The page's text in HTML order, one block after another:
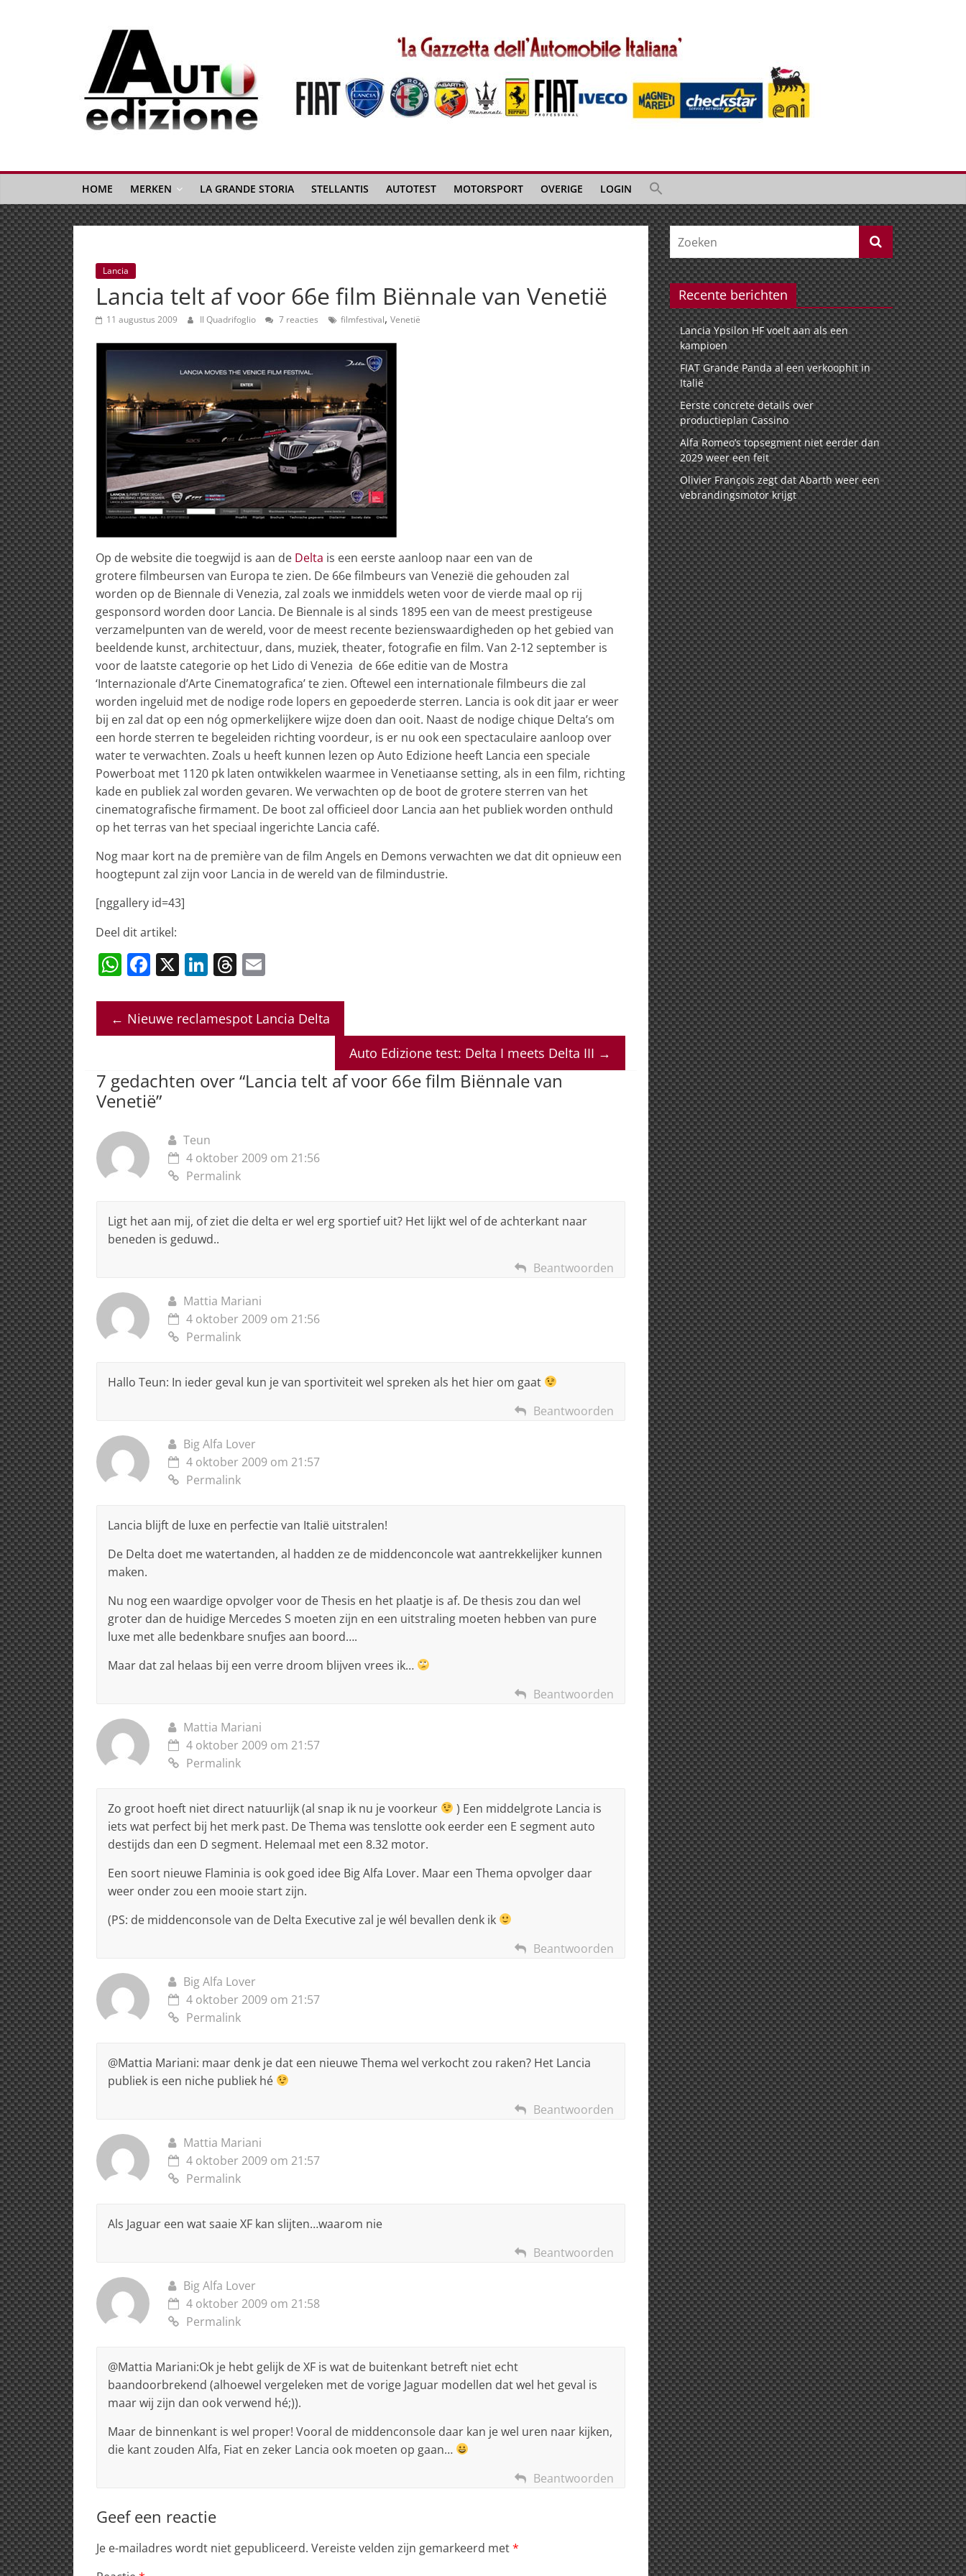
Auto
Edizione
La
Gazetta
dell'Automobile
Italiana
|
Italiaans
autonieuws
&
lifestyle
HOME MERKEN LA GRANDE STORIA STELLANTIS AUTOTEST MOTORSPORT OVERIGE LOGIN
Lancia
Lancia telt af voor 66e film Biënnale van Venetië
11 augustus 2009 Il Quadrifoglio 7 reacties filmfestival, Venetië
Op de website die toegwijd is aan de Delta is een eerste aanloop naar een van de
grotere filmbeursen van Europa te zien. De 66e filmbeurs van Venezië die gehouden zal
worden op de Biennale di Venezia, zal zoals we inmiddels weten voor de vierde maal op rij
gesponsord worden door Lancia. De Biennale is al sinds 1895 een van de meest prestigeuse
verzamelpunten van de wereld, voor de meest recente bezienswaardigheden op het gebied van
beeldende kunst, architectuur, dans, muziek, theater, fotografie en film. Van 2-12 september is
voor de laatste categorie op het Lido di Venezia de 66e editie van de Mostra
‘Internazionale d’Arte Cinematografica’ te zien. Oftewel een internationale filmbeurs die zal
worden ingeluid met de nodige rode lopers en gepoederde sterren. Lancia is ook dit jaar er weer
bij en zal dat op een nóg opmerkelijkere wijze doen dan ooit. Naast de nodige chique Delta’s om
een horde sterren te begeleiden richting voordeur, is er nu ook een spectaculaire aanloop over
water te verwachten. Zoals u heeft kunnen lezen op Auto Edizione heeft Lancia een speciale
Powerboat met 1120 pk laten ontwikkelen waarmee in Venetiaanse setting, als in een film, richting
kade en publiek zal worden gevaren. We verwachten op de boot de grotere sterren van het
cinematografische firmament. De boot zal officieel door Lancia aan het publiek worden onthuld
op het terras van het speciaal ingerichte Lancia café.
Nog maar kort na de première van de film Angels en Demons verwachten we dat dit opnieuw een
hoogtepunt zal zijn voor Lancia in de wereld van de filmindustrie.
[nggallery id=43]
Deel dit artikel:
W
at
s
p
p
F
c
e
o
o
X Li
k
e
n
T
re
a
s
ai
l
← Nieuwe reclamespot Lancia Delta
Auto Edizione test: Delta I meets Delta III →
7 gedachten over “Lancia telt af voor 66e film Biënnale van
Venetië”
Teun
4 oktober 2009 om 21:56
Permalink
Ligt het aan mij, of ziet die delta er wel erg sportief uit? Het lijkt wel of de achterkant naar
beneden is geduwd..
Beantwoorden
Mattia Mariani
4 oktober 2009 om 21:56
Permalink
Hallo Teun: In ieder geval kun je van sportiviteit wel spreken als het hier om gaat
Beantwoorden
Big Alfa Lover
4 oktober 2009 om 21:57
Permalink
Lancia blijft de luxe en perfectie van Italië uitstralen!
De Delta doet me watertanden, al hadden ze de middenconcole wat aantrekkelijker kunnen
maken.
Nu nog een waardige opvolger voor de Thesis en het plaatje is af. De thesis zou dan wel
groter dan de huidige Mercedes S moeten zijn en een uitstraling moeten hebben van pure
luxe met alle bedenkbare snufjes aan boord….
Maar dat zal helaas bij een verre droom blijven vrees ik…
Beantwoorden
Mattia Mariani
4 oktober 2009 om 21:57
Permalink
Zo groot hoeft niet direct natuurlijk (al snap ik nu je voorkeur
) Een middelgrote Lancia is
iets wat perfect bij het merk past. De Thema was tenslotte ook eerder een E segment auto
destijds dan een D segment. Helemaal met een 8.32 motor.
Een soort nieuwe Flaminia is ook goed idee Big Alfa Lover. Maar een Thema opvolger daar
weer onder zou een mooie start zijn.
(PS: de middenconsole van de Delta Executive zal je wél bevallen denk ik
Beantwoorden
Big Alfa Lover
4 oktober 2009 om 21:57
Permalink
@Mattia Mariani: maar denk je dat een nieuwe Thema wel verkocht zou raken? Het Lancia
publiek is een niche publiek hé
Beantwoorden
Mattia Mariani
4 oktober 2009 om 21:57
Permalink
Als Jaguar een wat saaie XF kan slijten…waarom nie
Beantwoorden
Big Alfa Lover
4 oktober 2009 om 21:58
Permalink
@Mattia Mariani:Ok je hebt gelijk de XF is wat de buitenkant betreft niet echt
baandoorbrekend (alhoewel vergeleken met de vorige Jaguar modellen dat wel het geval is
maar wij zijn dan ook verwend hé;)).
Maar de binnenkant is wel proper! Vooral de middenconsole daar kan je wel uren naar kijken,
die kant zouden Alfa, Fiat en zeker Lancia ook moeten op gaan…
Beantwoorden
Geef een reactie
Je e-mailadres wordt niet gepubliceerd. Vereiste velden zijn gemarkeerd met*
Recente berichten
Lancia Ypsilon HF voelt aan als een
kampioen
FIAT Grande Panda al een verkoophit in
Italië
Eerste concrete details over
productieplan Cassino
Alfa Romeo’s topsegment niet eerder dan
2029 weer een feit
Olivier François zegt dat Abarth weer een
vebrandingsmotor krijgt